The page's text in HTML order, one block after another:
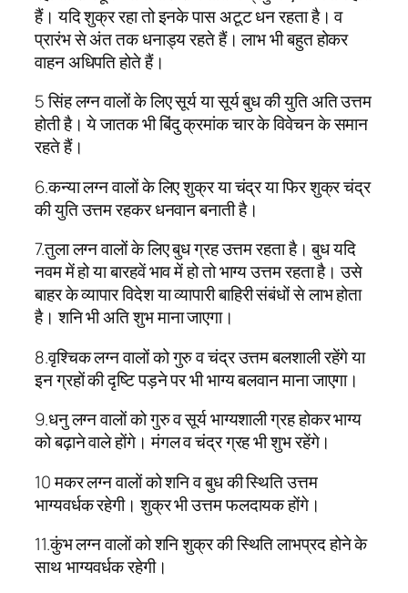
हैं। यदि शुक्र रहा तो इनके पास अटूट धन रहता है। व
प्रारंभ से अंत तक धनाड्य रहते हैं। लाभ भी बहुत होकर
वाहन अधिपति होते हैं।
5 सिंह लग्न वालों के लिए सूर्य या सूर्य बुध की युति अति उत्तम
होती है। ये जातक भी बिंदु क्रमांक चार के विवेचन के समान
रहते हैं।
6.कन्या लग्न वालों के लिए शुक्र या चंद्र या फिर शुक्र चंद्र
की युति उत्तम रहकर धनवान बनाती है।
7.तुला लग्न वालों के लिए बुध ग्रह उत्तम रहता है। बुध यदि
नवम में हो या बारहवें भाव में हो तो भाग्य उत्तम रहता है। उसे
बाहर के व्यापार विदेश या व्यापारी बाहिरी संबंधों से लाभ होता
है। शनि भी अति शुभ माना जाएगा।
8.वृश्चिक लग्न वालों को गुरु व चंद्र उत्तम बलशाली रहेंगे या
इन ग्रहों की दृष्टि पड़ने पर भी भाग्य बलवान माना जाएगा।
9.धनु लग्न वालों को गुरु व सूर्य भाग्यशाली ग्रह होकर भाग्य
को बढ़ाने वाले होंगे। मंगल व चंद्र ग्रह भी शुभ रहेंगे।
10 मकर लग्न वालों को शनि व बुध की स्थिति उत्तम
भाग्यवर्धक रहेगी। शुक्र भी उत्तम फलदायक होंगे।
11.कुंभ लग्न वालों को शनि शुक्र की स्थिति लाभप्रद होने के
साथ भाग्यवर्धक रहेगी।